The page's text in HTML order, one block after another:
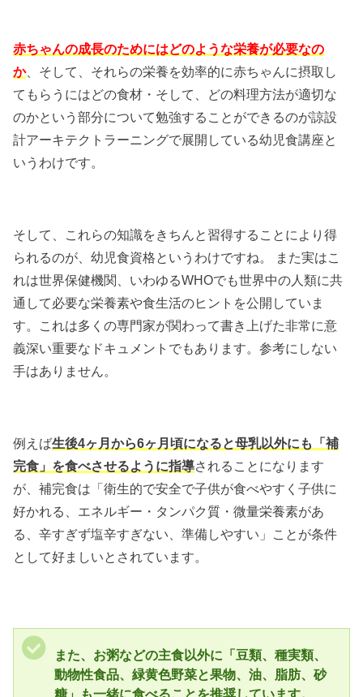
赤ちゃんの成長のためにはどのような栄養が必要なの
か、そして、それらの栄養を効率的に赤ちゃんに摂取し
てもらうにはどの食材・そして、どの料理方法が適切な
のかという部分について勉強することができるのが諒設
計アーキテクトラーニングで展開している幼児食講座と
いうわけです。
そして、これらの知識をきちんと習得することにより得
られるのが、幼児食資格というわけですね。 また実はこ
れは世界保健機関、いわゆるWHOでも世界中の人類に共
通して必要な栄養素や食生活のヒントを公開していま
す。これは多くの専門家が関わって書き上げた非常に意
義深い重要なドキュメントでもあります。参考にしない
手はありません。
例えば生後4ヶ月から6ヶ月頃になると母乳以外にも「補
完食」を食べさせるように指導されることになります
が、補完食は「衛生的で安全で子供が食べやすく子供に
好かれる、エネルギー・タンパク質・微量栄養素があ
る、辛すぎず塩辛すぎない、準備しやすい」ことが条件
として好ましいとされています。
また、お粥などの主食以外に「豆類、種実類、
動物性食品、緑黄色野菜と果物、油、脂肪、砂
糖」も一緒に食べることを推奨しています。